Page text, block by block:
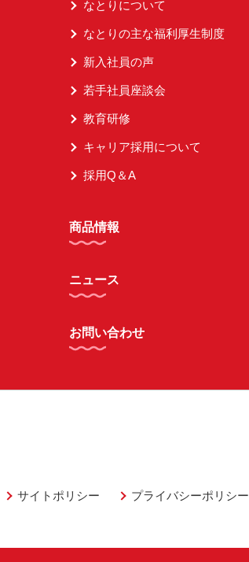
なとりについて
なとりの主な福利厚生制度
新入社員の声
若手社員座談会
教育研修
キャリア採用について
採用Q＆A
商品情報
ニュース
お問い合わせ
サイトポリシー プライバシーポリシー